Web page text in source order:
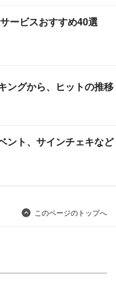
ービスおすすめ40選
ングから、ヒットの推移
ント、サインチェキなど
このページのトップへ